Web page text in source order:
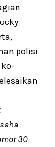
polisi
30